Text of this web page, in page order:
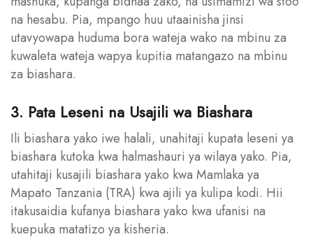
na hesabu. Pia, mpango huu utaainisha jinsi
utavyowapa huduma bora wateja wako na mbinu za
kuwaleta wateja wapya kupitia matangazo na mbinu
za biashara.
3. Pata Leseni na Usajili wa Biashara
Ili biashara yako iwe halali, unahitaji kupata leseni ya
biashara kutoka kwa halmashauri ya wilaya yako. Pia,
utahitaji kusajili biashara yako kwa Mamlaka ya
Mapato Tanzania (TRA) kwa ajili ya kulipa kodi. Hii
itakusaidia kufanya biashara yako kwa ufanisi na
kuepuka matatizo ya kisheria.